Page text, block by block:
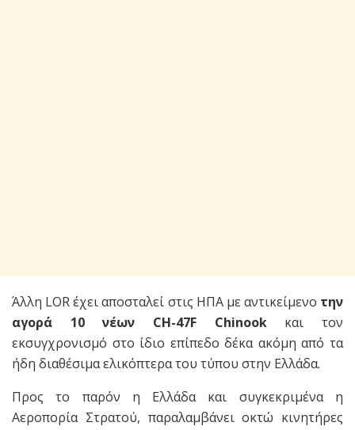
Άλλη LOR έχει αποσταλεί στις ΗΠΑ με αντικείμενο την
αγορά 10 νέων CH-47F Chinookκαι τον
εκσυγχρονισμό στο ίδιο επίπεδο δέκα ακόμη από τα
ήδη διαθέσιμα ελικόπτερα του τύπου στην Ελλάδα.
Προς το παρόν η Ελλάδα και συγκεκριμένα η
Αεροπορία Στρατού, παραλαμβάνει οκτώ κινητήρες